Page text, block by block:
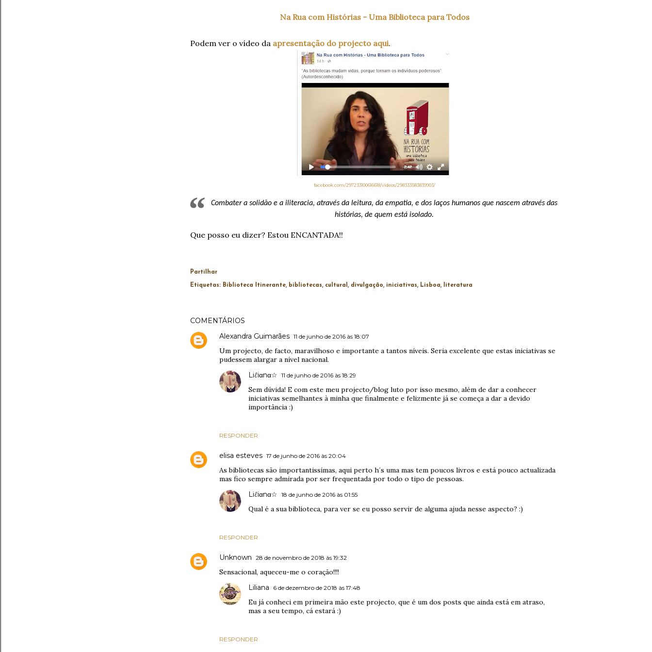
Na Rua com Histórias - Uma Biblioteca para Todos
Podem ver o vídeo da apresentação do projecto aqui.
facebook.com/297233100616618/videos/298333583839903/
Combater a solidão e a iliteracia, através da leitura, da empatia, e dos laços humanos que nascem através das
histórias, de quem está isolado.
Que posso eu dizer? Estou ENCANTADA!!
Partilhar
Etiquetas: Biblioteca Itinerante bibliotecas cultural divulgação iniciativas Lisboa literatura
COMENTÁRIOS
Alexandra Guimarães 11 de junho de 2016 às 18:07
Um projecto, de facto, maravilhoso e importante a tantos níveis. Seria excelente que estas iniciativas se
pudessem alargar a nível nacional.
RESPONDER
Liℓiαnα☆ 11 de junho de 2016 às 18:29
Sem dúvida! E com este meu projecto/blog luto por isso mesmo, além de dar a conhecer
iniciativas semelhantes à minha que finalmente e felizmente já se começa a dar a devido
importância :)
elisa esteves 17 de junho de 2016 às 20:04
As bibliotecas são importantissímas, aqui perto h´s uma mas tem poucos livros e está pouco actualizada
mas fico sempre admirada por ser frequentada por todo o tipo de pessoas.
RESPONDER
Liℓiαnα☆ 18 de junho de 2016 às 01:55
Qual é a sua biblioteca, para ver se eu posso servir de alguma ajuda nesse aspecto? :)
Unknown 28 de novembro de 2018 às 19:32
Sensacional, aqueceu-me o coração!!!!
RESPONDER
Liliana 6 de dezembro de 2018 às 17:48
Eu já conheci em primeira mão este projecto, que é um dos posts que ainda está em atraso,
mas a seu tempo, cá estará :)